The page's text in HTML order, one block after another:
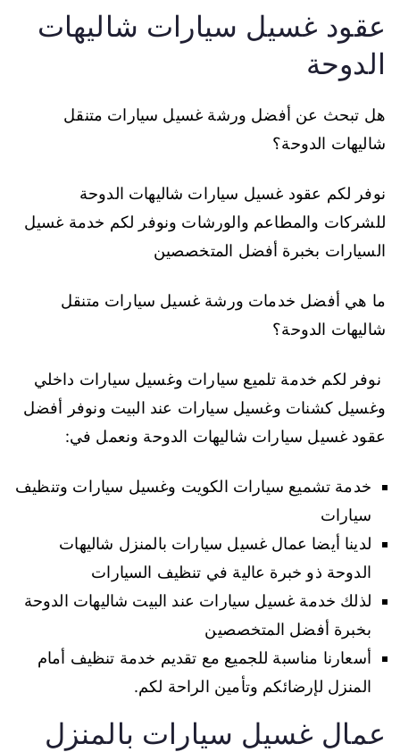
عقود غسيل سيارات شاليهات
الدوحة
هل تبحث عن أفضل ورشة غسيل سيارات متنقل
شاليهات الدوحة؟
نوفر لكم عقود غسيل سيارات شاليهات الدوحة
للشركات والمطاعم والورشات ونوفر لكم خدمة غسيل
السيارات بخبرة أفضل المتخصصين
ما هي أفضل خدمات ورشة غسيل سيارات متنقل
شاليهات الدوحة؟
نوفر لكم خدمة تلميع سيارات وغسيل سيارات داخلي
وغسيل كشنات وغسيل سيارات عند البيت ونوفر أفضل
عقود غسيل سيارات شاليهات الدوحة ونعمل في:
خدمة تشميع سيارات الكويت وغسيل سيارات وتنظيف
سيارات
لدينا أيضا عمال غسيل سيارات بالمنزل شاليهات
الدوحة ذو خبرة عالية في تنظيف السيارات
لذلك خدمة غسيل سيارات عند البيت شاليهات الدوحة
بخبرة أفضل المتخصصين
أسعارنا مناسبة للجميع مع تقديم خدمة تنظيف أمام
المنزل لإرضائكم وتأمين الراحة لكم.
عمال غسيل سيارات بالمنزل